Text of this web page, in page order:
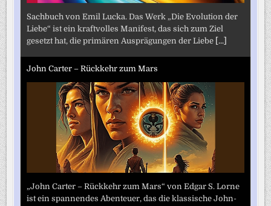
Sachbuch von Emil Lucka. Das Werk „Die Evolution der
Liebe“ ist ein kraftvolles Manifest, das sich zum Ziel
gesetzt hat, die primären Ausprägungen der Liebe [...]
John Carter – Rückkehr zum Mars
„John Carter – Rückkehr zum Mars“ von Edgar S. Lorne
ist ein spannendes Abenteuer, das die klassische John-